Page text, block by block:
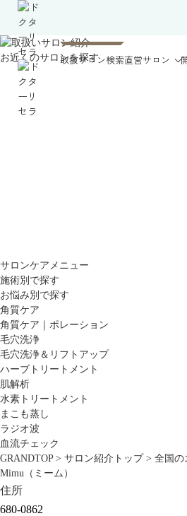
取扱サロン検索直営サロン
お近くのサロンを探す
サロンケアメニュー
施術別で探す
お悩み別で探す
角質ケア
角質ケア｜ポレーション
毛穴洗浄
毛穴洗浄＆リフトアップ
ハーブトリートメント
肌解析
水素トリートメント
まこも蒸し
ラジオ波
血流チェック
GRANDTOP > サロン紹介トップ > 全国の
Mimu（ミーム）
住所
680-0862